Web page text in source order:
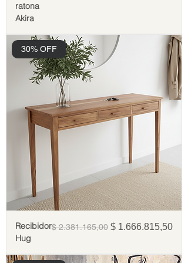
ratona
Akira
30% OFF
Recibidor
Hug
Precio
$ 2.381.165,00 Precio de oferta
$ 1.666.815,50